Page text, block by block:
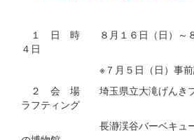
１ 日 時 ８月１６日（日）～８
４日
※７月５日（日）事前説
２ 会 場 埼玉県立大滝げんきプ
ラフティング
長瀞渓谷バーベキューセ